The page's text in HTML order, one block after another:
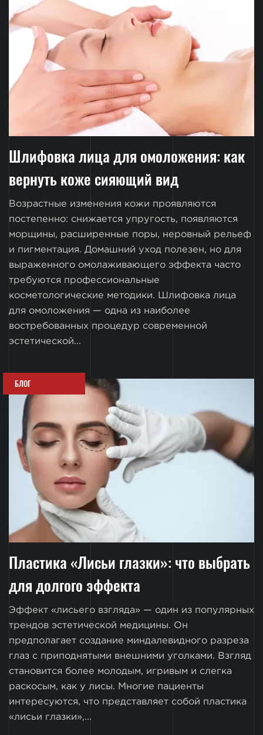
Шлифовка лица для омоложения: как
вернуть коже сияющий вид
Возрастные изменения кожи проявляются
постепенно: снижается упругость, появляются
морщины, расширенные поры, неровный рельеф
и пигментация. Домашний уход полезен, но для
выраженного омолаживающего эффекта часто
требуются профессиональные
косметологические методики. Шлифовка лица
для омоложения — одна из наиболее
востребованных процедур современной
эстетической...
БЛОГ
Пластика «Лисьи глазки»: что выбрать
для долгого эффекта
Эффект «лисьего взгляда» — один из популярных
трендов эстетической медицины. Он
предполагает создание миндалевидного разреза
глаз с приподнятыми внешними уголками. Взгляд
становится более молодым, игривым и слегка
раскосым, как у лисы. Многие пациенты
интересуются, что представляет собой пластика
«лисьи глазки»,...